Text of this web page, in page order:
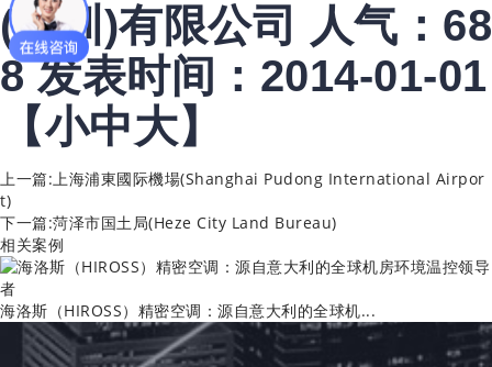
(深圳)有限公司
人气：68
8 发表时间：2014-01-01
【小中大】
上一篇:上海浦東國际機場(Shanghai Pudong International Airpor
t)
下一篇:菏泽市国土局(Heze City Land Bureau)
相关案例
海洛斯（HIROSS）精密空调：源自意大利的全球机...